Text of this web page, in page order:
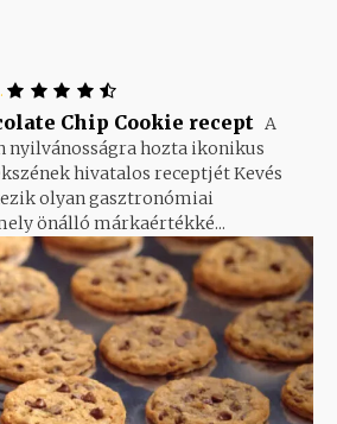
Chip Cookie recept A
nyilvánosságra hozta ikonikus
hivatalos receptjét Kevés
olyan gasztronómiai
önálló márkaértékké...